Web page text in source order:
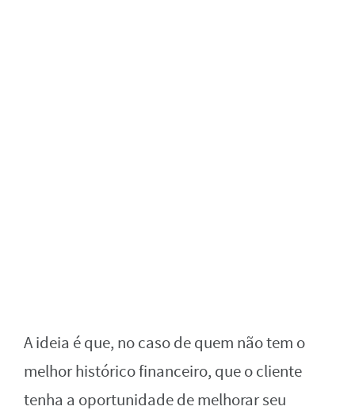
A ideia é que, no caso de quem não tem o
melhor histórico financeiro, que o cliente
tenha a oportunidade de melhorar seu